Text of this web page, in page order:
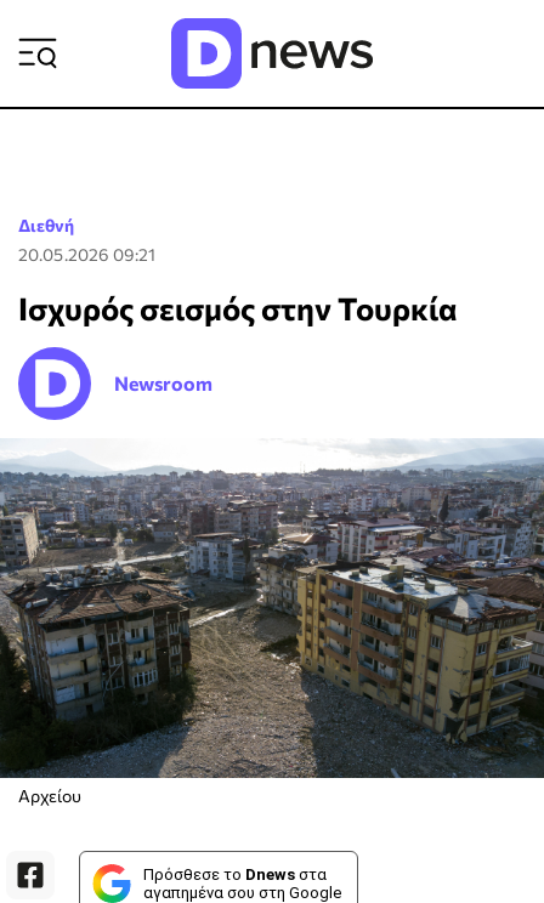
Διεθνή
20.05.2026 09:21
Ισχυρός σεισμός στην Τουρκία
Newsroom
Αρχείου
Πρόσθεσε το Dnews στα
αγαπημένα σου στη Google